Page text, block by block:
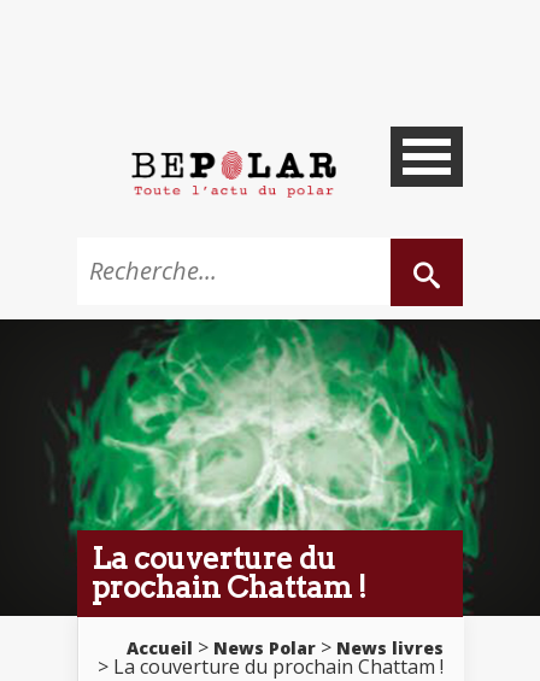
La couverture du
prochain Chattam !
Accueil > News Polar > News livres
> La couverture du prochain Chattam !